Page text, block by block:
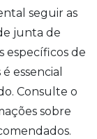
seguir as
junta de
específicos de
essencial
Consulte o
sobre